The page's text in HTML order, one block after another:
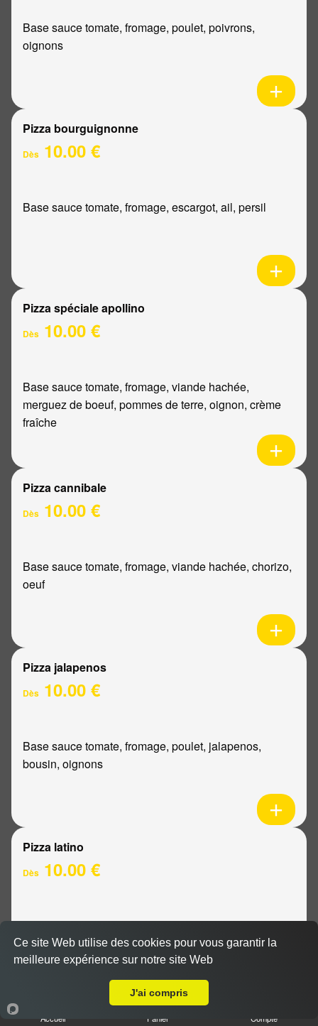
Base sauce tomate, fromage, poulet, poivrons,
oignons
Pizza bourguignonne
Dès 10.00 €
Base sauce tomate, fromage, escargot, ail, persil
Pizza spéciale apollino
Dès 10.00 €
Base sauce tomate, fromage, viande hachée,
merguez de boeuf, pommes de terre, oignon, crème
fraîche
Pizza cannibale
Dès 10.00 €
Base sauce tomate, fromage, viande hachée, chorizo,
oeuf
Pizza jalapenos
Dès 10.00 €
Base sauce tomate, fromage, poulet, jalapenos,
bousin, oignons
Pizza latino
Dès 10.00 €
Base sauce tomate, fromage, viande hachée, oignons,
sauce barbecue
Accueil Panier Compte
Ce site Web utilise des cookies pour vous garantir la
meilleure expérience sur notre site Web
J'ai compris